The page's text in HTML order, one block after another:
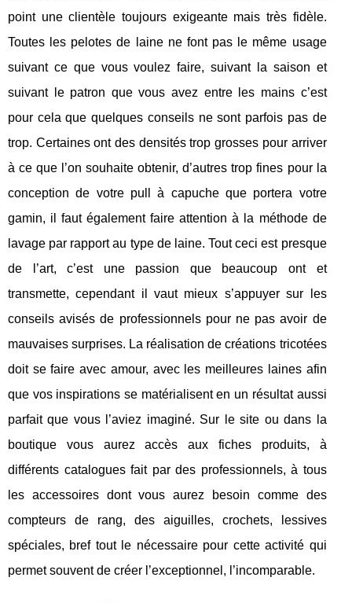
point une clientèle toujours exigeante mais très fidèle.
Toutes les pelotes de laine ne font pas le même usage
suivant ce que vous voulez faire, suivant la saison et
suivant le patron que vous avez entre les mains c’est
pour cela que quelques conseils ne sont parfois pas de
trop. Certaines ont des densités trop grosses pour arriver
à ce que l’on souhaite obtenir, d’autres trop fines pour la
conception de votre pull à capuche que portera votre
gamin, il faut également faire attention à la méthode de
lavage par rapport au type de laine. Tout ceci est presque
de l’art, c’est une passion que beaucoup ont et
transmette, cependant il vaut mieux s’appuyer sur les
conseils avisés de professionnels pour ne pas avoir de
mauvaises surprises. La réalisation de créations tricotées
doit se faire avec amour, avec les meilleures laines afin
que vos inspirations se matérialisent en un résultat aussi
parfait que vous l’aviez imaginé. Sur le site ou dans la
boutique vous aurez accès aux fiches produits, à
différents catalogues fait par des professionnels, à tous
les accessoires dont vous aurez besoin comme des
compteurs de rang, des aiguilles, crochets, lessives
spéciales, bref tout le nécessaire pour cette activité qui
permet souvent de créer l’exceptionnel, l’incomparable.